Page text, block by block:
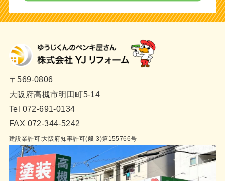
〒569-0806
大阪府高槻市明田町5-14
Tel 072-691-0134
FAX 072-344-5242
建設業許可:大阪府知事許可(般-3)第155766号